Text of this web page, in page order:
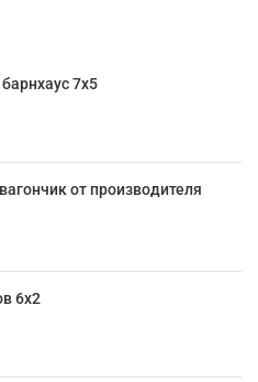
7х5
от производителя
6х2